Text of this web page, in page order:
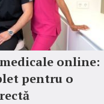
online:
pentru o